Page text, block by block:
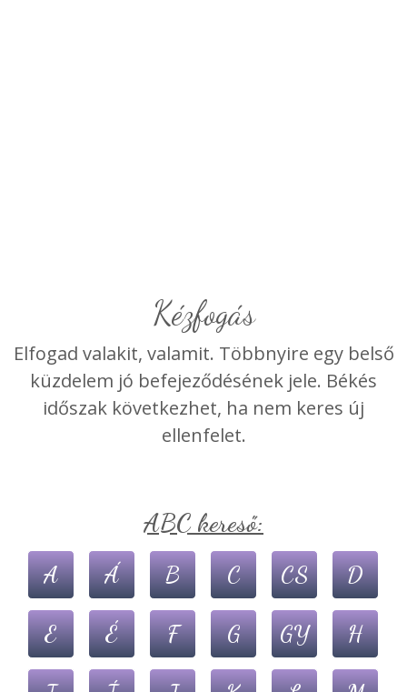
Kézfogás
Elfogad valakit, valamit. Többnyire egy belső
küzdelem jó befejeződésének jele. Békés
időszak következhet, ha nem keres új
ellenfelet.
ABC kereső:
A Á B C CS D
E É F G GY H